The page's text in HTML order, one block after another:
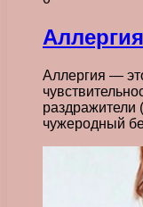
Аллергия —
раздражители
чужеродный